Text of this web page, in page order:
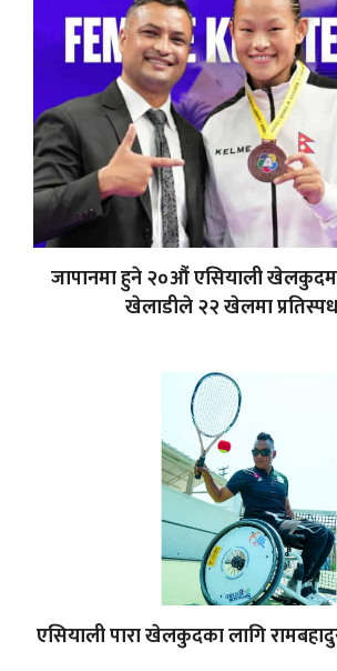
जापानमा हुने २०औं एसियाली
खेलाडीले २२ खेलमा
एसियाली पारा खेलकुदका लागि